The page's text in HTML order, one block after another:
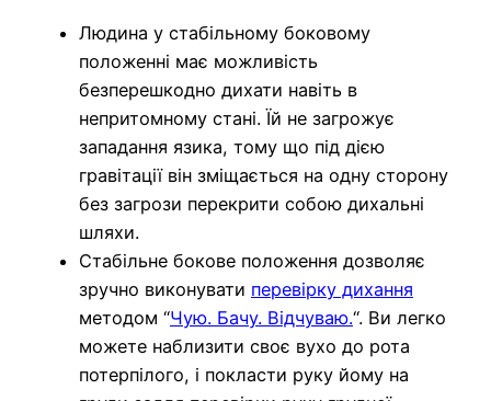
Людина у стабільному боковому
положенні має можливість
безперешкодно дихати навіть в
непритомному стані. Їй не загрожує
западання язика, тому що під дією
гравітації він зміщається на одну сторону
без загрози перекрити собою дихальні
шляхи.
Стабільне бокове положення дозволяє
зручно виконувати перевірку дихання
методом “Чую. Бачу. Відчуваю.“. Ви легко
можете наблизити своє вухо до рота
потерпілого, і покласти руку йому на